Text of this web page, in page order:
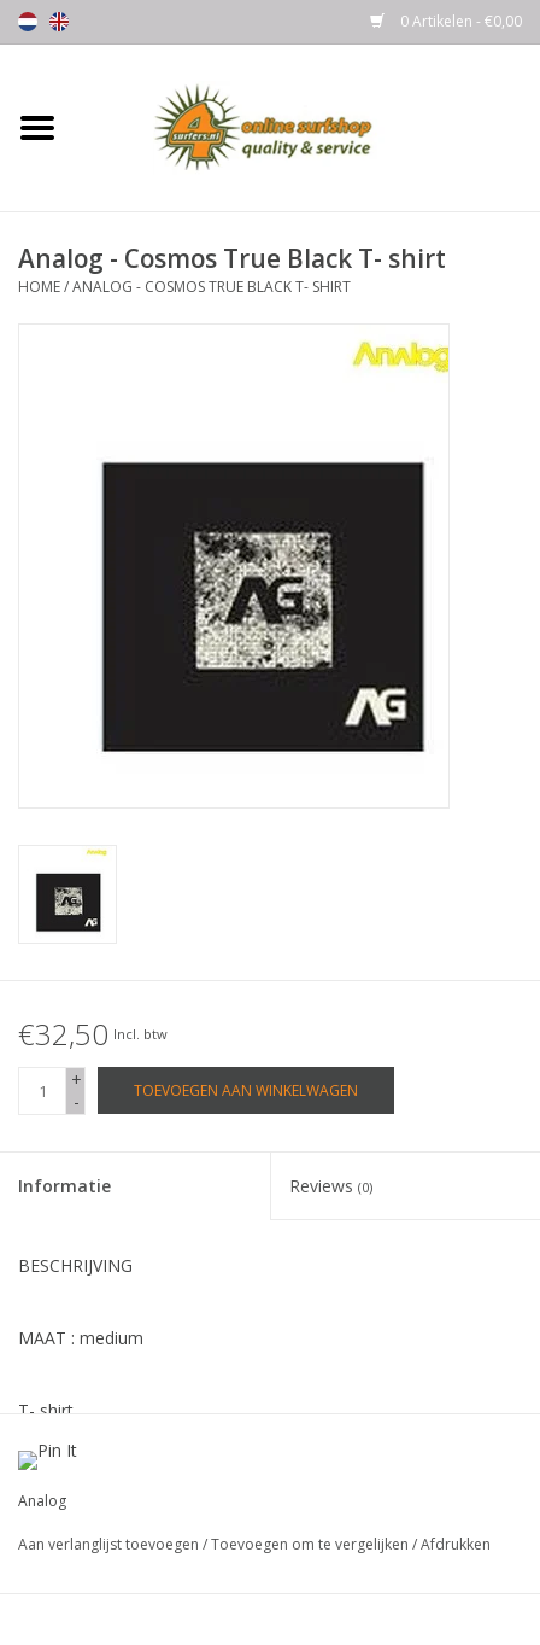
0 Artikelen - €0,00
Home
Wetsuits
Lycra's & UV protection
Analog - Cosmos True Black T- shirt
HOME/ANALOG - COSMOS TRUE BLACK T- SHIRT
€32,50 Incl. btw
+
-
TOEVOEGEN AAN WINKELWAGEN
Informatie Reviews (0)
BESCHRIJVING
MAAT : medium
T- shirt
Analog
Aan verlanglijst toevoegen /Toevoegen om te vergelijken /Afdrukken